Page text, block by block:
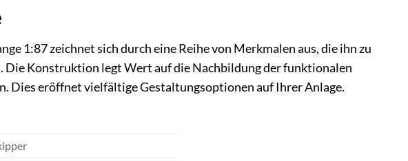
1:87 zeichnet sich durch eine Reihe von Merkmalen aus, die ihn zu
Konstruktion legt Wert auf die Nachbildung der funktionalen
Dies eröffnet vielfältige Gestaltungsoptionen auf Ihrer Anlage.